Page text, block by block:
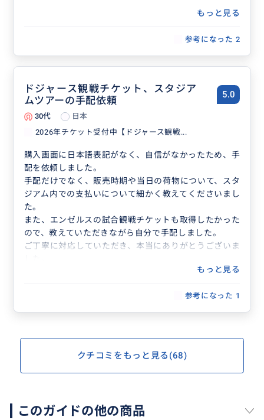
もっと見る
参考になった 2
ドジャース観戦チケット、スタジア
ムツアーの手配依頼
5.0
30代
日本
2026年チケット受付中【ドジャース観戦...
購入画面に日本語表記がなく、自信がなかったため、手
配を依頼しました。
手配だけでなく、販売時期や当日の荷物について、スタ
ジアム内での支払いについて細かく教えてくださいまし
た。
また、エンゼルスの試合観戦チケットも取得したかった
ので、教えていただきながら自分で手配しました。
ご丁寧に対応していただき、本当にありがとうございま
もっと見る
参考になった 1
クチコミをもっと見る(68)
このガイドの他の商品